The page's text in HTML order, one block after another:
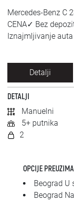
Blog
Kontakt
SRPSKI
СРПСКИ
ENGLISH
Mercedes-Benz C
CENA✓ Bez
Iznajmljivanje
Detalji
DETALJI
Manuelni
5+ putnika
2
OPCIJE
Beograd U
Beograd